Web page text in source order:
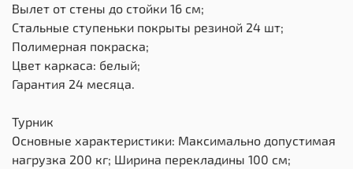
Вылет от стены до стойки 16 см;
Стальные ступеньки покрыты резиной 24 шт;
Полимерная покраска;
Цвет каркаса: белый;
Гарантия 24 месяца.
Турник
Основные характеристики: Максимально допустимая
нагрузка 200 кг; Ширина перекладины 100 см;